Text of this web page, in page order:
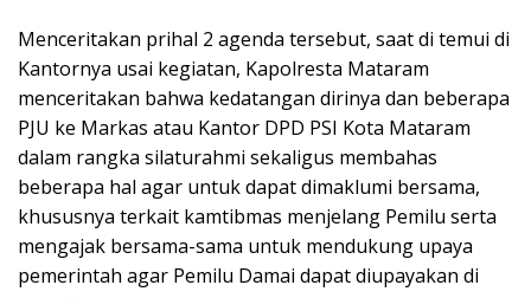
Menceritakan prihal 2 agenda tersebut, saat di temui di
Kantornya usai kegiatan, Kapolresta Mataram
menceritakan bahwa kedatangan dirinya dan beberapa
PJU ke Markas atau Kantor DPD PSI Kota Mataram
dalam rangka silaturahmi sekaligus membahas
beberapa hal agar untuk dapat dimaklumi bersama,
khususnya terkait kamtibmas menjelang Pemilu serta
mengajak bersama-sama untuk mendukung upaya
pemerintah agar Pemilu Damai dapat diupayakan di